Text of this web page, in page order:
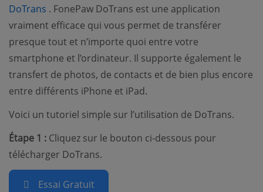
DoTrans (opens new window)
. FonePaw DoTrans est une application
vraiment efficace qui vous permet de transférer
presque tout et n’importe quoi entre votre
smartphone et l’ordinateur. Il supporte également le
transfert de photos, de contacts et de bien plus encore
entre différents iPhone et iPad.
Voici un tutoriel simple sur l’utilisation de DoTrans.
Étape 1 : Cliquez sur le bouton ci-dessous pour
télécharger DoTrans.
Essai Gratuit